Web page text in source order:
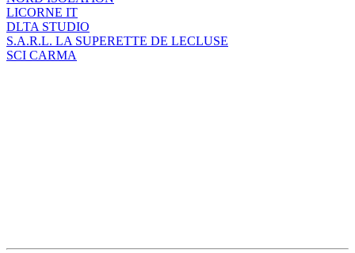
LICORNE IT
DLTA STUDIO
S.A.R.L. LA SUPERETTE DE LECLUSE
SCI CARMA